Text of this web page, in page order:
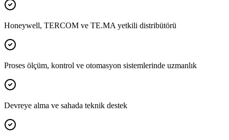
Honeywell, TERCOM ve TE.MA yetkili distribütörü
Proses ölçüm, kontrol ve otomasyon sistemlerinde uzmanlık
Devreye alma ve sahada teknik destek